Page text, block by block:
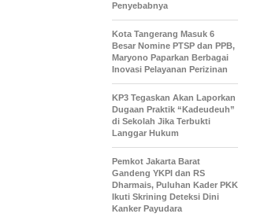
Penyebabnya
Kota Tangerang Masuk 6
Besar Nomine PTSP dan PPB,
Maryono Paparkan Berbagai
Inovasi Pelayanan Perizinan
KP3 Tegaskan Akan Laporkan
Dugaan Praktik “Kadeudeuh”
di Sekolah Jika Terbukti
Langgar Hukum
Pemkot Jakarta Barat
Gandeng YKPI dan RS
Dharmais, Puluhan Kader PKK
Ikuti Skrining Deteksi Dini
Kanker Payudara